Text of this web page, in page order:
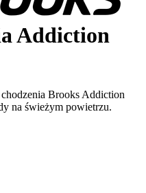
Addiction
Brooks Addiction
na świeżym powietrzu.